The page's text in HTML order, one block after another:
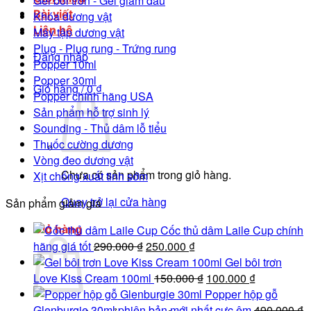
Bài viết
Liên hệ
Đăng nhập
Giỏ hàng /0₫
Chưa có sản phẩm trong giỏ hàng.
Quay trở lại cửa hàng
Giỏ hàng
Khóa dương vật
Máy tập dương vật
Plug - Plug rung - Trứng rung
Popper 10ml
Popper 30ml
Popper chính hãng USA
Sản phẩm hỗ trợ sinh lý
Sounding - Thủ dâm lỗ tiểu
Thuốc cường dương
Vòng đeo dương vật
Xịt chống xuất tinh sớm
Sản phẩm giảm giá
Cốc thủ dâm Laile Cup chính
hãng giá tốt290.000₫Giá
gốc
là:
290.000 ₫.
250.000 ₫Giá
hiện
tại
là:
Gel bôi trơn
Love Kiss Cream 100ml 150.000₫ Giá
gốc
100.000 ₫Giá
hiện
Popper hộp gỗ